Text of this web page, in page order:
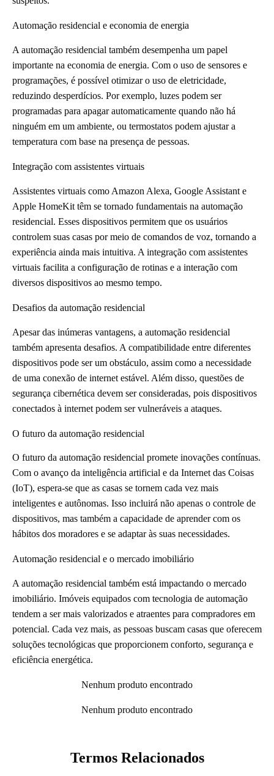
Automação residencial e economia de energia
A automação residencial também desempenha um papel
importante na economia de energia. Com o uso de sensores e
programações, é possível otimizar o uso de eletricidade,
reduzindo desperdícios. Por exemplo, luzes podem ser
programadas para apagar automaticamente quando não há
ninguém em um ambiente, ou termostatos podem ajustar a
temperatura com base na presença de pessoas.
Integração com assistentes virtuais
Assistentes virtuais como Amazon Alexa, Google Assistant e
Apple HomeKit têm se tornado fundamentais na automação
residencial. Esses dispositivos permitem que os usuários
controlem suas casas por meio de comandos de voz, tornando a
experiência ainda mais intuitiva. A integração com assistentes
virtuais facilita a configuração de rotinas e a interação com
diversos dispositivos ao mesmo tempo.
Desafios da automação residencial
Apesar das inúmeras vantagens, a automação residencial
também apresenta desafios. A compatibilidade entre diferentes
dispositivos pode ser um obstáculo, assim como a necessidade
de uma conexão de internet estável. Além disso, questões de
segurança cibernética devem ser consideradas, pois dispositivos
conectados à internet podem ser vulneráveis a ataques.
O futuro da automação residencial
O futuro da automação residencial promete inovações contínuas.
Com o avanço da inteligência artificial e da Internet das Coisas
(IoT), espera-se que as casas se tornem cada vez mais
inteligentes e autônomas. Isso incluirá não apenas o controle de
dispositivos, mas também a capacidade de aprender com os
hábitos dos moradores e se adaptar às suas necessidades.
Automação residencial e o mercado imobiliário
A automação residencial também está impactando o mercado
imobiliário. Imóveis equipados com tecnologia de automação
tendem a ser mais valorizados e atraentes para compradores em
potencial. Cada vez mais, as pessoas buscam casas que oferecem
soluções tecnológicas que proporcionem conforto, segurança e
eficiência energética.
Nenhum produto encontrado
Nenhum produto encontrado
Termos Relacionados